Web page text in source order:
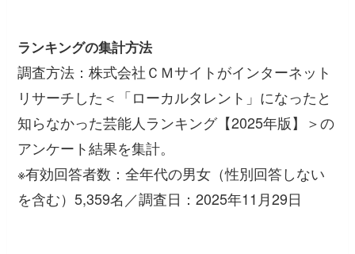
ランキングの集計方法
調査方法：株式会社ＣＭサイトがインターネット
リサーチした＜「ローカルタレント」になったと
知らなかった芸能人ランキング【2025年版】＞の
アンケート結果を集計。
※有効回答者数：全年代の男女（性別回答しない
を含む）5,359名／調査日：2025年11月29日